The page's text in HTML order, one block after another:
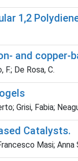
1,2
and copper-
De Rosa, C.
Grisi, Fabia;
Catalysts.
Masi; Anna